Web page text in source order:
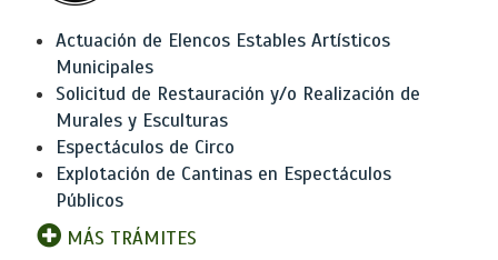
Actuación de Elencos Estables Artísticos
Municipales
Solicitud de Restauración y/o Realización de
Murales y Esculturas
Espectáculos de Circo
Explotación de Cantinas en Espectáculos
Públicos
MÁS TRÁMITES